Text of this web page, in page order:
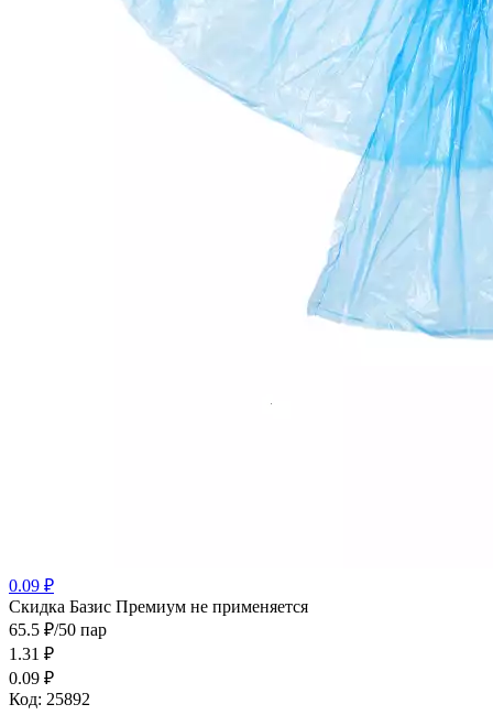
0.09 ₽
Cкидка Базис Премиум не применяется
65.5 ₽/50 пар
1.31 ₽
0.09 ₽
Код: 25892